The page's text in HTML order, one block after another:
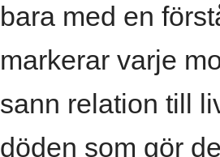
bara med en
markerar varje
sann relation till
döden som gör